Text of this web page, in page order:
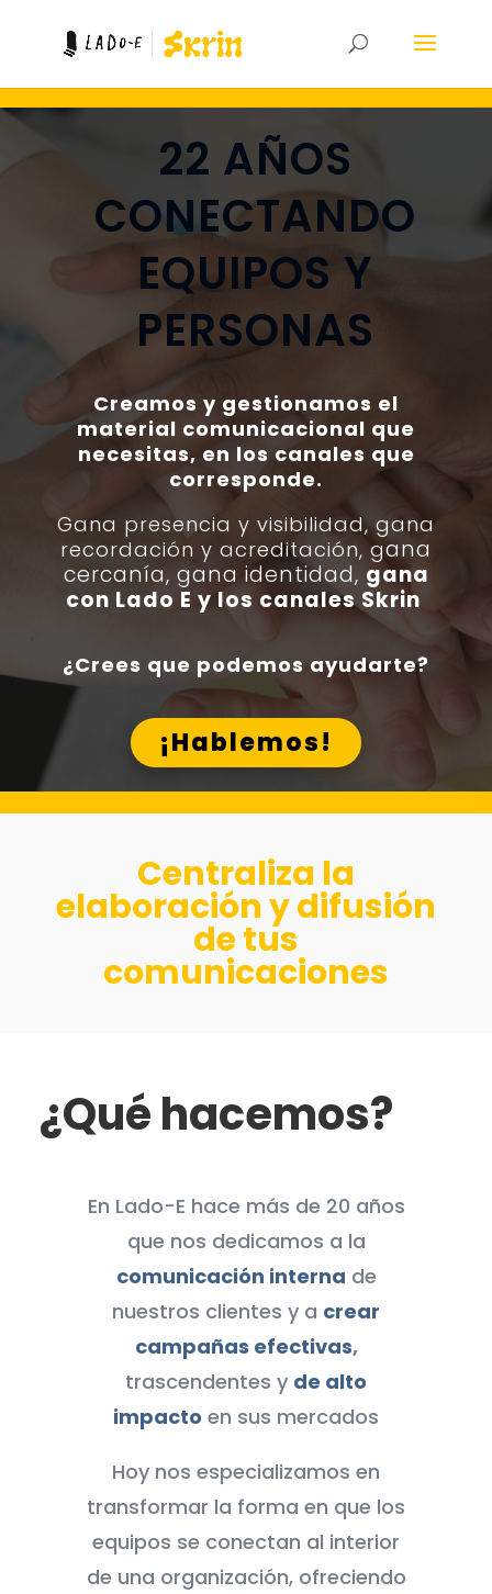
22 AÑOS
CONECTANDO
EQUIPOS Y
PERSONAS
Creamos y gestionamos el
material comunicacional que
necesitas, en los canales que
corresponde.
Gana presencia y visibilidad, gana
recordación y acreditación, gana
cercanía, gana identidad, gana
con Lado E y los canales Skrin
¿Crees que podemos ayudarte?
¡Hablemos!
Centraliza la
elaboración y difusión
de tus
comunicaciones
¿Qué hacemos?
En Lado-E hace más de 20 años
que nos dedicamos a la
comunicación interna de
nuestros clientes y a crear
campañas efectivas,
trascendentes y de alto
impacto en sus mercados
Hoy nos especializamos en
transformar la forma en que los
equipos se conectan al interior
de una organización, ofreciendo